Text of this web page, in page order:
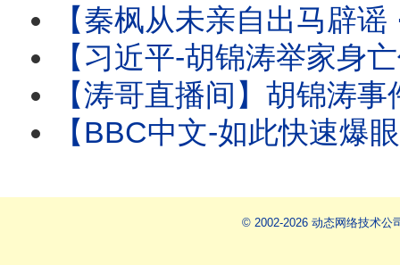
【秦枫从未亲自出马辟谣 ⋯ 辟谣论皆假借他人之手！ 】更传秦枫帐号被
【习近平-胡锦涛举家身亡传闻的最大受害者！ 】也是胡锦涛
【涛哥直播间】胡锦涛事件：大多数不信却网路狂飙！当事人秦枫沉默
【BBC中文-如此快速爆眼介入：网传胡锦涛举家身亡 】原始消息“疑点重
© 2002-2026 动态网络技术公